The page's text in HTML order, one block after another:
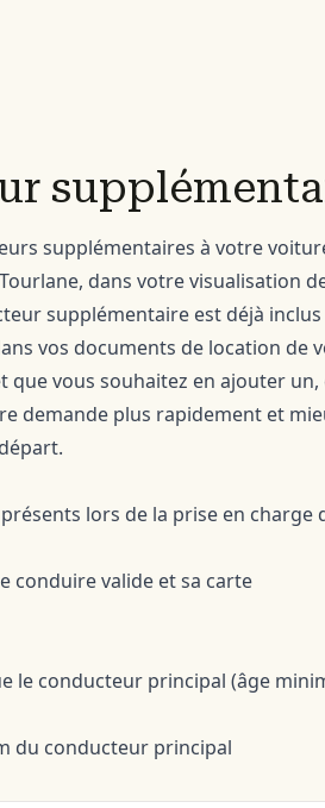
supplémentaires à votre
dans votre visualisation
supplémentaire est déjà inclus
vos documents de location de
vous souhaitez en ajouter un,
demande plus rapidement et
lors de la prise en charge
conduire valide et sa carte
le conducteur principal (âge
du conducteur principal